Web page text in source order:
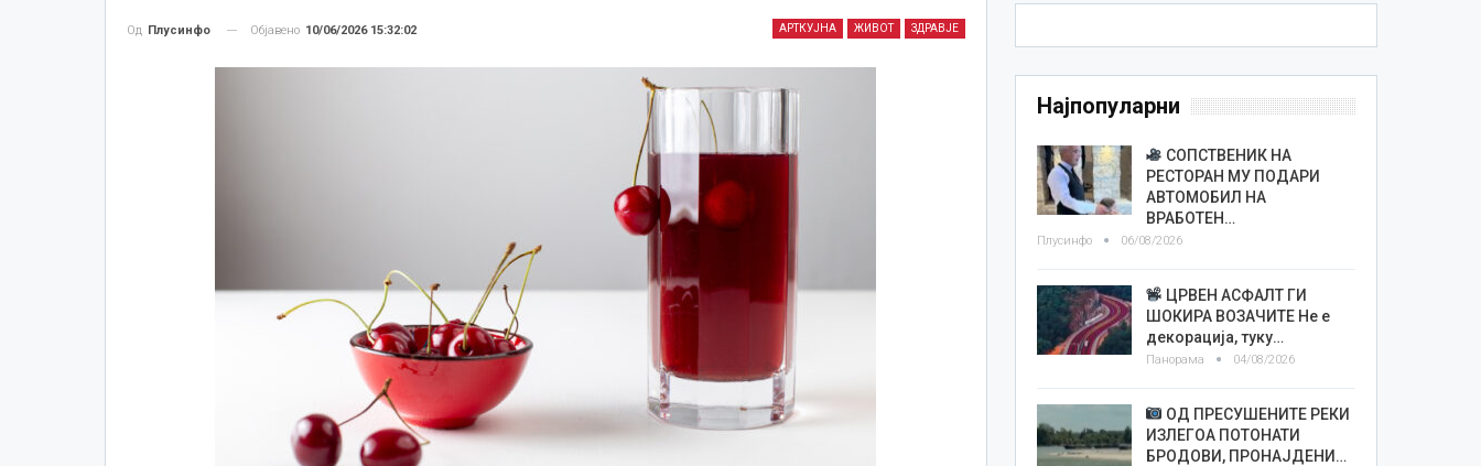
АРТКУЈНА ЖИВОТ ЗДРАВЈЕ
Од Плусинфо Објавено 10/06/2026 15:32:02
Најпопуларни
СОПСТВЕНИК НА
РЕСТОРАН МУ ПОДАРИ
АВТОМОБИЛ НА
ВРАБОТЕН…
Плусинфо 06/08/2026
ЦРВЕН АСФАЛТ ГИ
ШОКИРА ВОЗАЧИТЕ Не е
декорација, туку…
Панорама 04/08/2026
ОД ПРЕСУШЕНИТЕ РЕКИ
ИЗЛЕГОА ПОТОНАТИ
БРОДОВИ, ПРОНАЈДЕНИ…